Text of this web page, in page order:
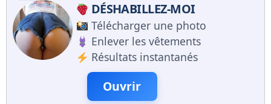
DÉSHABILLEZ-MOI
Télécharger une photo
Enlever les vêtements
Résultats instantanés
Ouvrir